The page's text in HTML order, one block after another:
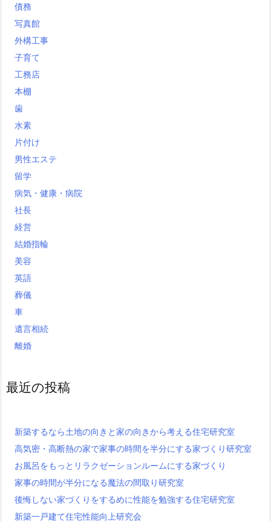
債務
写真館
外構工事
子育て
工務店
本棚
歯
水素
片付け
男性エステ
留学
病気・健康・病院
社長
経営
結婚指輪
美容
英語
葬儀
車
遺言相続
離婚
最近の投稿
新築するなら土地の向きと家の向きから考える住宅研究室
高気密・高断熱の家で家事の時間を半分にする家づくり研究室
お風呂をもっとリラクゼーションルームにする家づくり
家事の時間が半分になる魔法の間取り研究室
後悔しない家づくりをするめに性能を勉強する住宅研究室
新築一戸建て住宅性能向上研究会